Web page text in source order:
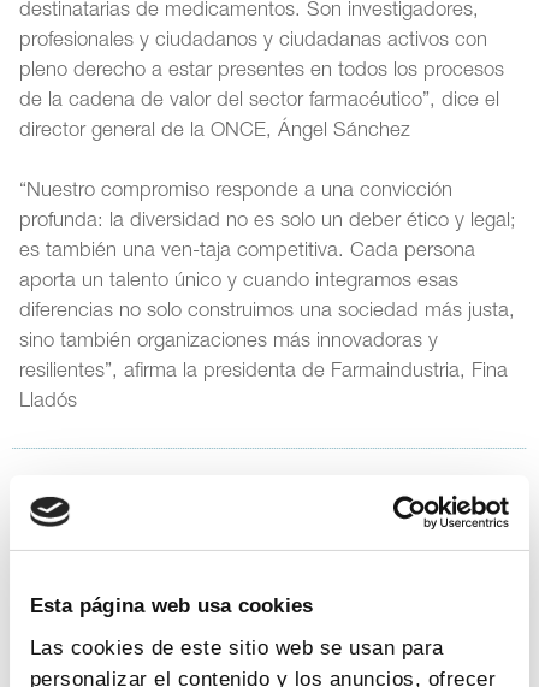
Esta página web usa cookies
Las cookies de este sitio web se usan para
personalizar el contenido y los anuncios, ofrecer
destinatarias de medicamentos. Son investigadores,
profesionales y ciudadanos y ciudadanas activos con
pleno derecho a estar presentes en todos los procesos
de la cadena de valor del sector farmacéutico”, dice el
director general de la ONCE, Ángel Sánchez
“Nuestro compromiso responde a una convicción
profunda: la diversidad no es solo un deber ético y legal;
es también una ven-taja competitiva. Cada persona
aporta un talento único y cuando integramos esas
diferencias no solo construimos una sociedad más justa,
sino también organizaciones más innovadoras y
resilientes”, afirma la presidenta de Farmaindustria, Fina
Lladós
18 | 9
Incorpora de la Fundación ”la Caixa” para
impulsar la inclusión sociolaboral en el
sector farmacéutico